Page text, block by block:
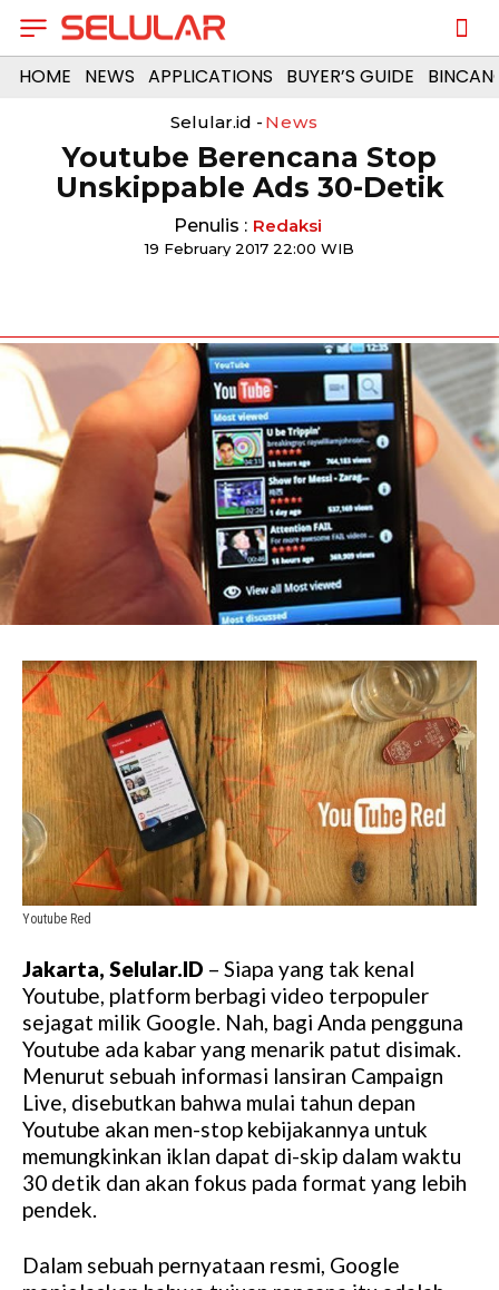
HOME NEWS APPLICATIONS BUYER’S GUIDE
Selular.id - News
Youtube Berencana Stop
Unskippable Ads 30-Detik
Penulis : Redaksi
19 February 2017 22:00 WIB
Youtube Red
Jakarta, Selular.ID – Siapa yang tak kenal
Youtube, platform berbagi video terpopuler
sejagat milik Google. Nah, bagi Anda pengguna
Youtube ada kabar yang menarik patut disimak.
Menurut sebuah informasi lansiran Campaign
Live, disebutkan bahwa mulai tahun depan
Youtube akan men-stop kebijakannya untuk
memungkinkan iklan dapat di-skip dalam waktu
30 detik dan akan fokus pada format yang lebih
pendek.
Dalam sebuah pernyataan resmi, Google